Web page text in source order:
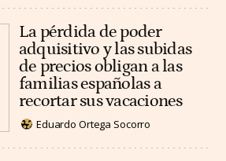
La pérdida de poder
adquisitivo y las subidas
de precios obligan a las
familias españolas a
recortar sus vacaciones
Eduardo Ortega Socorro